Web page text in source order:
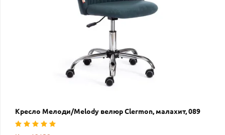
Кресло Мелоди/Melody велюр Clermon, малахит, 089